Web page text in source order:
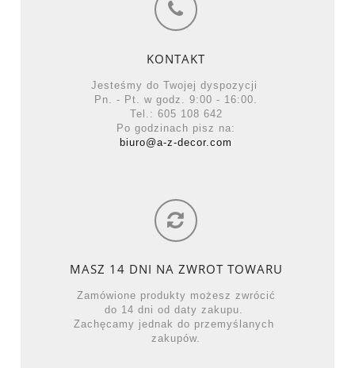
KONTAKT
Jesteśmy do Twojej dyspozycji
Pn. - Pt. w godz. 9:00 - 16:00.
Tel.: 605 108 642
Po godzinach pisz na:
biuro@a-z-decor.com
MASZ 14 DNI NA ZWROT TOWARU
Zamówione produkty możesz zwrócić
do 14 dni od daty zakupu.
Zachęcamy jednak do przemyślanych
zakupów.